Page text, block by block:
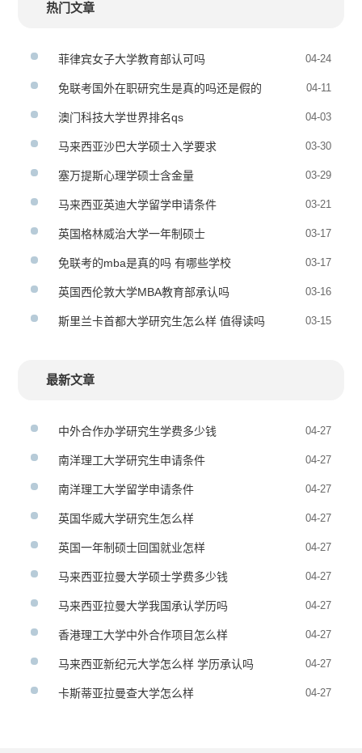
热门文章
菲律宾女子大学教育部认可吗 04-24
免联考国外在职研究生是真的吗还是假的 04-11
澳门科技大学世界排名qs 04-03
马来西亚沙巴大学硕士入学要求 03-30
塞万提斯心理学硕士含金量 03-29
马来西亚英迪大学留学申请条件 03-21
英国格林威治大学一年制硕士 03-17
免联考的mba是真的吗 有哪些学校 03-17
英国西伦敦大学MBA教育部承认吗 03-16
斯里兰卡首都大学研究生怎么样 值得读吗 03-15
最新文章
中外合作办学研究生学费多少钱 04-27
南洋理工大学研究生申请条件 04-27
南洋理工大学留学申请条件 04-27
英国华威大学研究生怎么样 04-27
英国一年制硕士回国就业怎样 04-27
马来西亚拉曼大学硕士学费多少钱 04-27
马来西亚拉曼大学我国承认学历吗 04-27
香港理工大学中外合作项目怎么样 04-27
马来西亚新纪元大学怎么样 学历承认吗 04-27
卡斯蒂亚拉曼查大学怎么样 04-27